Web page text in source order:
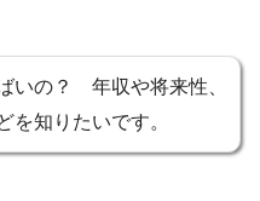
いの？ 年収や将来性、
を知りたいです。